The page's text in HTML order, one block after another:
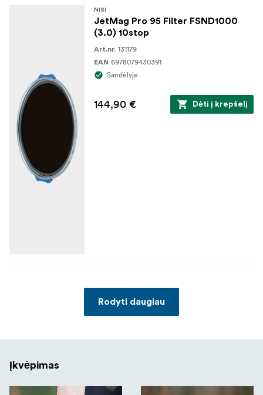
NISI
JetMag Pro 95 Filter FSND1000
(3.0) 10stop
Art.nr. 131179
EAN 6978079430391
Sandėlyje
144,90 € Dėti į krepšelį
Rodyti daugiau
Įkvėpimas